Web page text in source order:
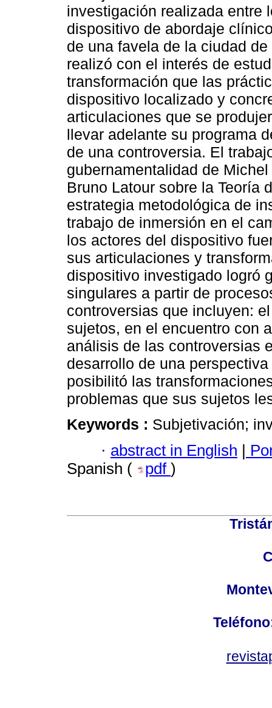
investigación realizada entre
dispositivo de abordaje
de una favela de la ciudad
realizó con el interés de
transformación que las
dispositivo localizado y
articulaciones que se
llevar adelante su programa
de una controversia. El
gubernamentalidad de
Bruno Latour sobre la Teoría
estrategia metodológica de
trabajo de inmersión en el
los actores del dispositivo
sus articulaciones y
dispositivo investigado logró
singulares a partir de
controversias que incluyen:
sujetos, en el encuentro con
análisis de las controversias
desarrollo de una
posibilitó las
problemas que sus sujetos
Keywords : Subjetivación;
· abstract in English |
Spanish (
pdf )